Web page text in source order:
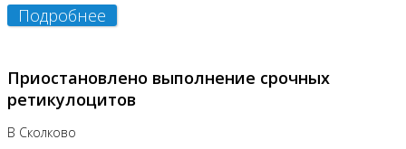
Подробнее
Приостановлено выполнение срочных
ретикулоцитов
В Сколково